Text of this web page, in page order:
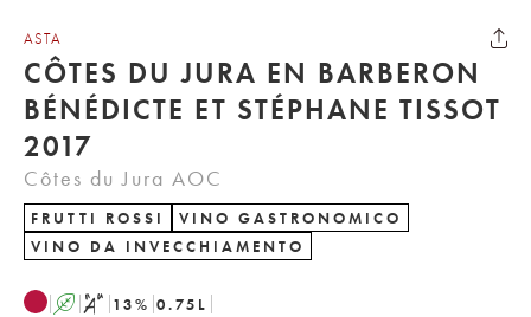
ASTA
CÔTES DU JURA EN BARBERON
BÉNÉDICTE ET STÉPHANE TISSOT
2017
Côtes du Jura AOC
FRUTTI ROSSI
VINO GASTRONOMICO
VINO DA INVECCHIAMENTO
A S 13% 0.75 L